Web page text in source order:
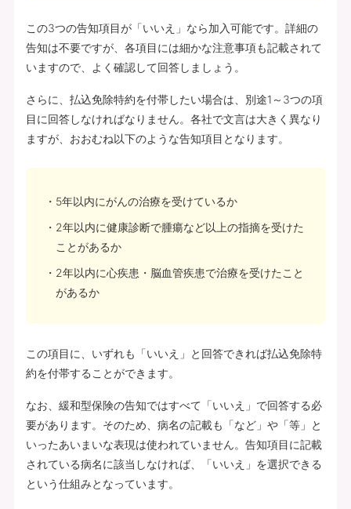
この3つの告知項目が「いいえ」なら加入可能です。詳細の
告知は不要ですが、各項目には細かな注意事項も記載されて
いますので、よく確認して回答しましょう。
さらに、払込免除特約を付帯したい場合は、別途1～3つの項
目に回答しなければなりません。各社で文言は大きく異なり
ますが、おおむね以下のような告知項目となります。
5年以内にがんの治療を受けているか
2年以内に健康診断で腫瘍など以上の指摘を受けた
ことがあるか
2年以内に心疾患・脳血管疾患で治療を受けたこと
があるか
この項目に、いずれも「いいえ」と回答できれば払込免除特
約を付帯することができます。
なお、緩和型保険の告知ではすべて「いいえ」で回答する必
要があります。そのため、病名の記載も「など」や「等」と
いったあいまいな表現は使われていません。告知項目に記載
されている病名に該当しなければ、「いいえ」を選択できる
という仕組みとなっています。